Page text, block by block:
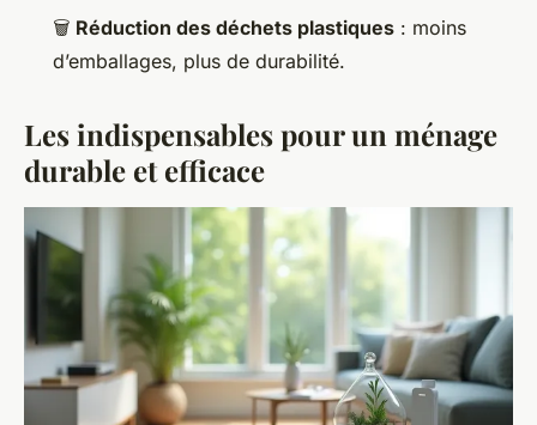
🗑️ Réduction des déchets plastiques : moins
d’emballages, plus de durabilité.
Les indispensables pour un ménage
durable et efficace